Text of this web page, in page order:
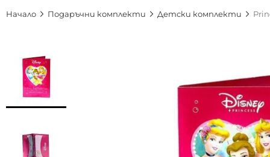
Начало Подаръчни комплекти Детски комплекти
към
края
галерията